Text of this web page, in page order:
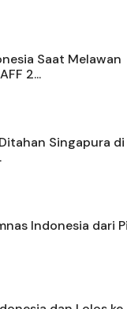
Saat Melawan
2...
Singapura di
Indonesia dari